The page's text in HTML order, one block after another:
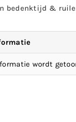
bedenktijd &
wordt